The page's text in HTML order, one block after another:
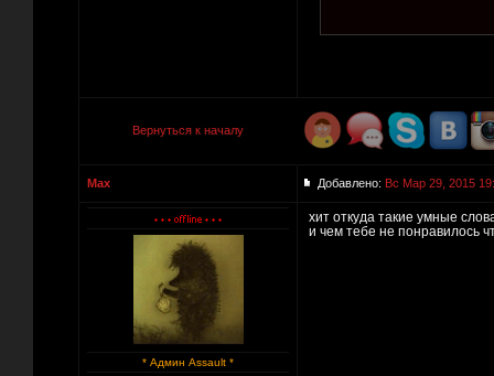
Вернуться к началу
Max Добавлено: Вс Мар 29, 2015
* Админ Assault *
хит откуда такие умные
и чем тебе не понравилось